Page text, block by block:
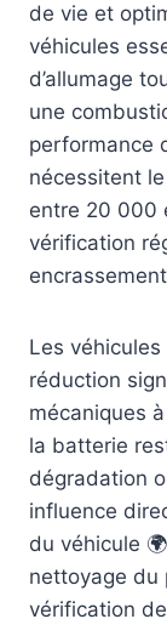
de vie et
véhicules
d’allumage
une
performance
nécessitent
entre 20 000
vérification
Les
réduction
mécaniques
la batterie
dégradation
influence
du véhicule
nettoyage du
vérification